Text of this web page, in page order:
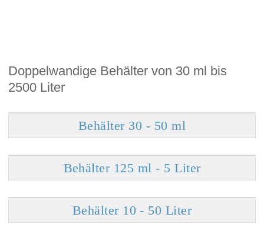
Doppelwandige Behälter von 30 ml bis
2500 Liter
Behälter 30 - 50 ml
Behälter 125 ml - 5 Liter
Behälter 10 - 50 Liter